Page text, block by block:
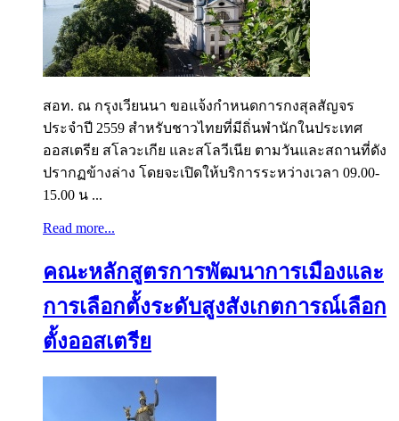
สอท. ณ กรุงเวียนนา ขอแจ้งกำหนดการกงสุลสัญจร
ประจำปี 2559 สำหรับชาวไทยที่มีถิ่นพำนักในประเทศ
ออสเตรีย สโลวะเกีย และสโลวีเนีย ตามวันและสถานที่ดัง
ปรากฏข้างล่าง โดยจะเปิดให้บริการระหว่างเวลา 09.00-
15.00 น ...
Read more...
คณะหลักสูตรการพัฒนาการเมืองและ
การเลือกตั้งระดับสูงสังเกตการณ์เลือก
ตั้งออสเตรีย